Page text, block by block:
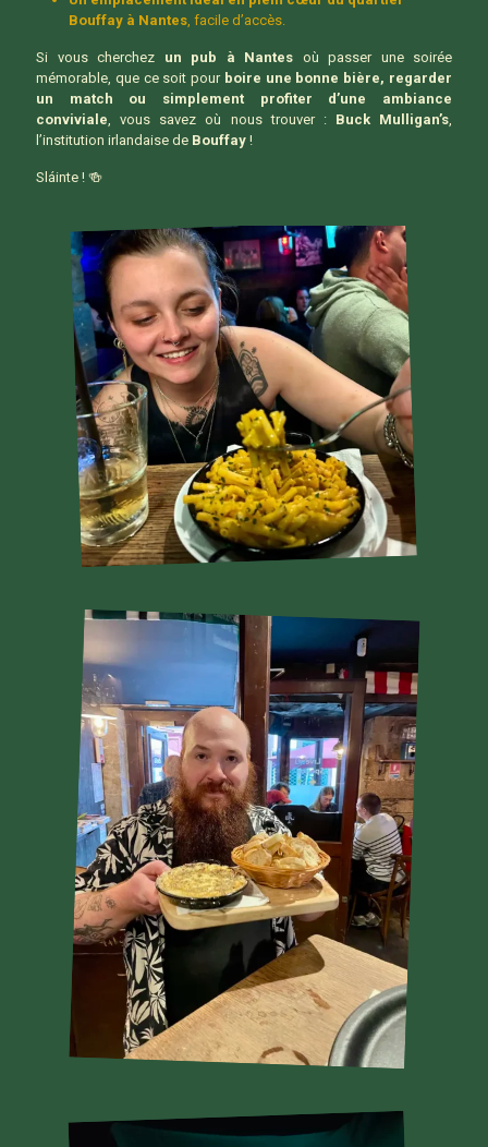
Bouffay à Nantes, facile d’accès.
Si vous cherchez un pub à Nantes où passer une soirée
mémorable, que ce soit pour boire une bonne bière, regarder
un match ou simplement profiter d’une ambiance
conviviale, vous savez où nous trouver : Buck Mulligan’s,
l’institution irlandaise de Bouffay !
Sláinte ! 🍻